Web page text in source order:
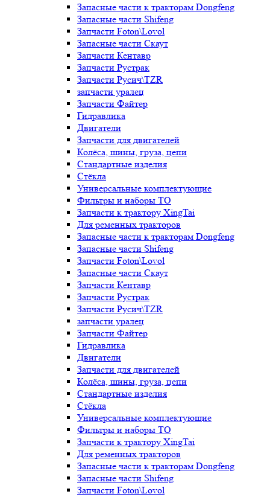
Запасные части к тракторам Dongfeng
Запасные части Shifeng
Запчасти Foton\Lovol
Запасные части Скаут
Запчасти Кентавр
Запчасти Рустрак
Запчасти Русич\TZR
запчасти уралец
Запчасти Файтер
Гидравлика
Двигатели
Запчасти для двигателей
Колёса, шины, груза, цепи
Стандартные изделия
Стёкла
Универсальные комплектующие
Фильтры и наборы ТО
Запчасти к трактору XingTai
Для ременных тракторов
Запасные части к тракторам Dongfeng
Запасные части Shifeng
Запчасти Foton\Lovol
Запасные части Скаут
Запчасти Кентавр
Запчасти Рустрак
Запчасти Русич\TZR
запчасти уралец
Запчасти Файтер
Гидравлика
Двигатели
Запчасти для двигателей
Колёса, шины, груза, цепи
Стандартные изделия
Стёкла
Универсальные комплектующие
Фильтры и наборы ТО
Запчасти к трактору XingTai
Для ременных тракторов
Запасные части к тракторам Dongfeng
Запасные части Shifeng
Запчасти Foton\Lovol